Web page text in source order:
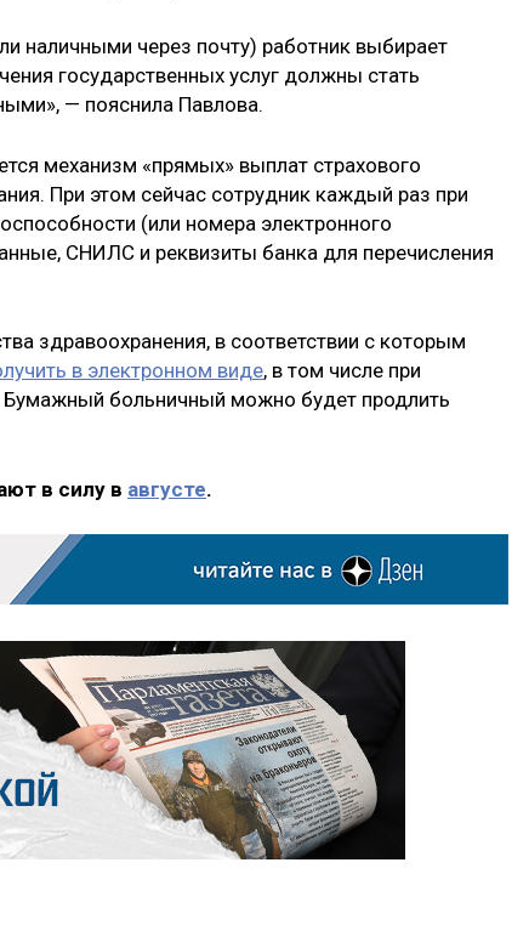
наличными через почту) работник выбирает
государственных услуг должны стать
— пояснила Павлова.
механизм «прямых» выплат страхового
При этом сейчас сотрудник каждый раз при
(или номера электронного
СНИЛС и реквизиты банка для перечисления
здравоохранения, в соответствии с которым
в электронном виде, в том числе при
больничный можно будет продлить
в силу в августе.